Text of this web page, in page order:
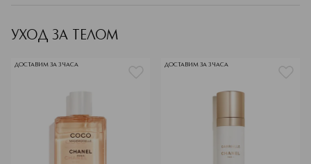
УХОД ЗА ТЕЛОМ
ДОСТАВИМ ЗА 3 ЧАСА ДОСТАВИМ ЗА 3 ЧАСА